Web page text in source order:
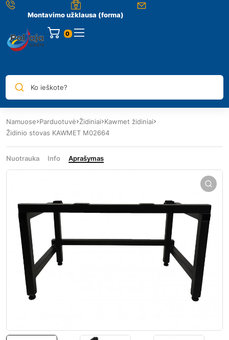
Montavimo užklausa (forma)
0
Ko ieškote?
Namuose Parduotuvė Židiniai Kawmet židiniai
Židinio stovas KAWMET M02664
Nuotrauka Info Aprašymas